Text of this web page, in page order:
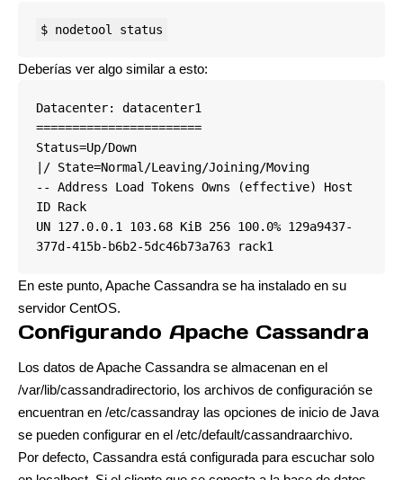
$ nodetool status
Deberías ver algo similar a esto:
Datacenter: datacenter1
=======================
Status=Up/Down
|/ State=Normal/Leaving/Joining/Moving
-- Address Load Tokens Owns (effective) Host
ID Rack
UN 127.0.0.1 103.68 KiB 256 100.0% 129a9437-
377d-415b-b6b2-5dc46b73a763 rack1
En este punto, Apache Cassandra se ha instalado en su
servidor CentOS.
Configurando Apache Cassandra
Los datos de Apache Cassandra se almacenan en el
/var/lib/cassandradirectorio, los archivos de configuración se
encuentran en /etc/cassandray las opciones de inicio de Java
se pueden configurar en el /etc/default/cassandraarchivo.
Por defecto, Cassandra está configurada para escuchar solo